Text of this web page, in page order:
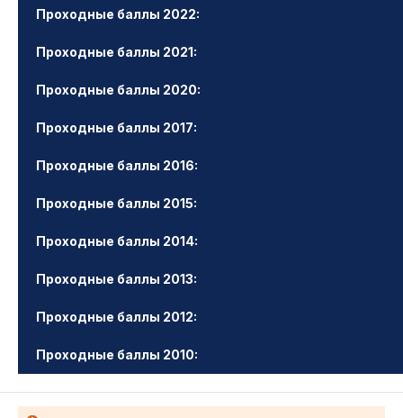
Проходные баллы 2022:
Проходные баллы 2021:
Проходные баллы 2020:
Проходные баллы 2017:
Проходные баллы 2016:
Проходные баллы 2015:
Проходные баллы 2014:
Проходные баллы 2013:
Проходные баллы 2012:
Проходные баллы 2010: